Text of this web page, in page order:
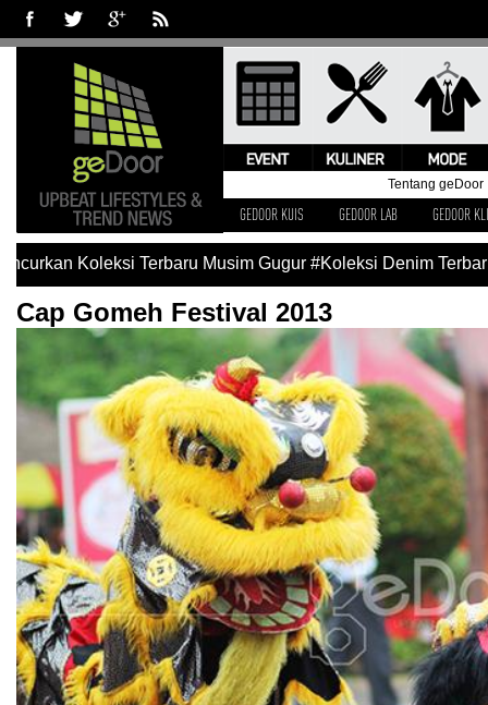
Tentang geDoor
GEDOOR KUIS GEDOOR LAB GEDOOR
Koleksi Terbaru Musim Gugur #Koleksi Denim Terbaru
Cap Gomeh Festival 2013